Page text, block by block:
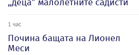
„деца” малолетните садисти
1 час
Почина бащата на Лионел
Меси